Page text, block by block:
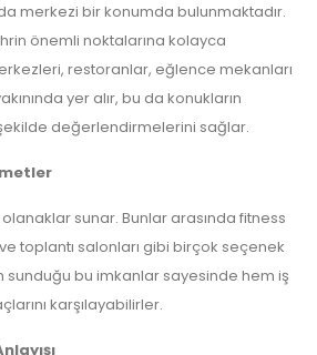
merkezi bir konumda bulunmaktadır.
önemli noktalarına kolayca
restoranlar, eğlence mekanları
yer alır, bu da konukların
değerlendirmelerini sağlar.
sunar. Bunlar arasında fitness
toplantı salonları gibi birçok seçenek
sunduğu bu imkanlar sayesinde hem iş
karşılayabilirler.